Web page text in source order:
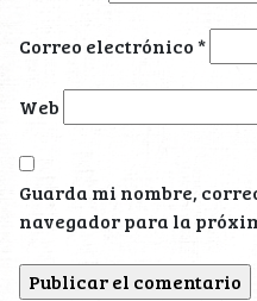
Correo electrónico*
Web
Guarda mi nombre,
navegador para la